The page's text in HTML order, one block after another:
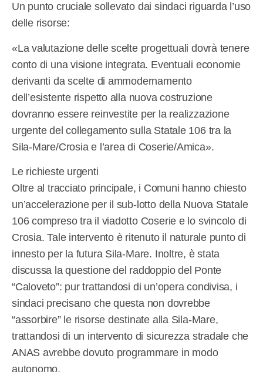
Un punto cruciale sollevato dai sindaci riguarda l’uso
delle risorse:
«La valutazione delle scelte progettuali dovrà tenere
conto di una visione integrata. Eventuali economie
derivanti da scelte di ammodernamento
dell’esistente rispetto alla nuova costruzione
dovranno essere reinvestite per la realizzazione
urgente del collegamento sulla Statale 106 tra la
Sila-Mare/Crosia e l’area di Coserie/Amica».
Le richieste urgenti
Oltre al tracciato principale, i Comuni hanno chiesto
un’accelerazione per il sub-lotto della Nuova Statale
106 compreso tra il viadotto Coserie e lo svincolo di
Crosia. Tale intervento è ritenuto il naturale punto di
innesto per la futura Sila-Mare. Inoltre, è stata
discussa la questione del raddoppio del Ponte
“Caloveto”: pur trattandosi di un’opera condivisa, i
sindaci precisano che questa non dovrebbe
“assorbire” le risorse destinate alla Sila-Mare,
trattandosi di un intervento di sicurezza stradale che
ANAS avrebbe dovuto programmare in modo
autonomo.